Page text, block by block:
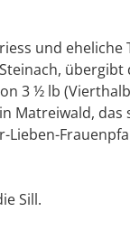
und
3 ½ lb
Matreiwald, das
Sill.